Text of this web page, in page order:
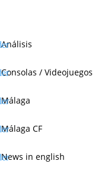
Análisis
Consolas / Videojuegos
Málaga
Málaga CF
News in english